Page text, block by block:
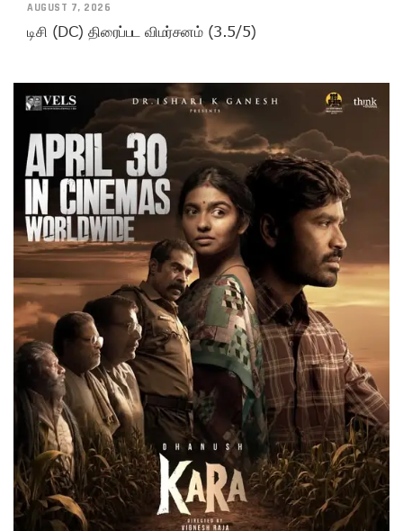
AUGUST 7, 2026
டிசி (DC) திரைப்பட விமர்சனம் (3.5/5)